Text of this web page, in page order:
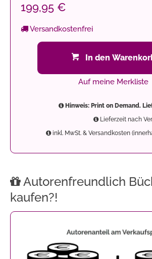
199,95 €
Versandkostenfrei
In den
Auf meine Merkliste
Hinweis: Print on Demand.
Lieferzeit nach
inkl. MwSt. & Versandkosten
Autorenfreundlich
kaufen?!